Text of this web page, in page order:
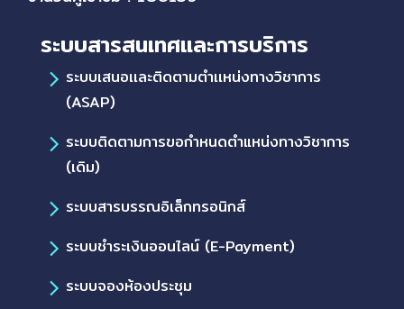
ระบบสารสนเทศและการบริการ
ระบบเสนอเเละติดตามตำเเหน่งทางวิชาการ
(ASAP)
ระบบติดตามการขอกำหนดตำแหน่งทางวิชาการ
(เดิม)
ระบบสารบรรณอิเล็กทรอนิกส์
ระบบชำระเงินออนไลน์ (E-Payment)
ระบบจองห้องประชุม